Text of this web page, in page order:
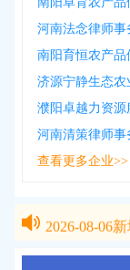
河南法念律师事
南阳育恒农产品
济源宁静生态农
濮阳卓越力资源
河南清策律师事
查看更多企业>>
2026-08-06新
2026-08-06新